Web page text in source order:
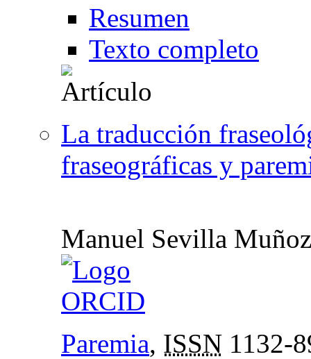
Resumen
Texto completo
La traducción
fraseográficas y
Manuel Sevilla Muñoz
Paremia, ISSN 1132-